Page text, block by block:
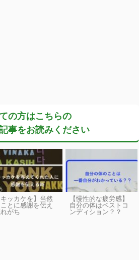
の方はこちらの
事をお読みください
キッカケを】当然
とに感謝を伝え
がち
【慢性的な疲労感】
自分の体はベストコ
ンディション？？